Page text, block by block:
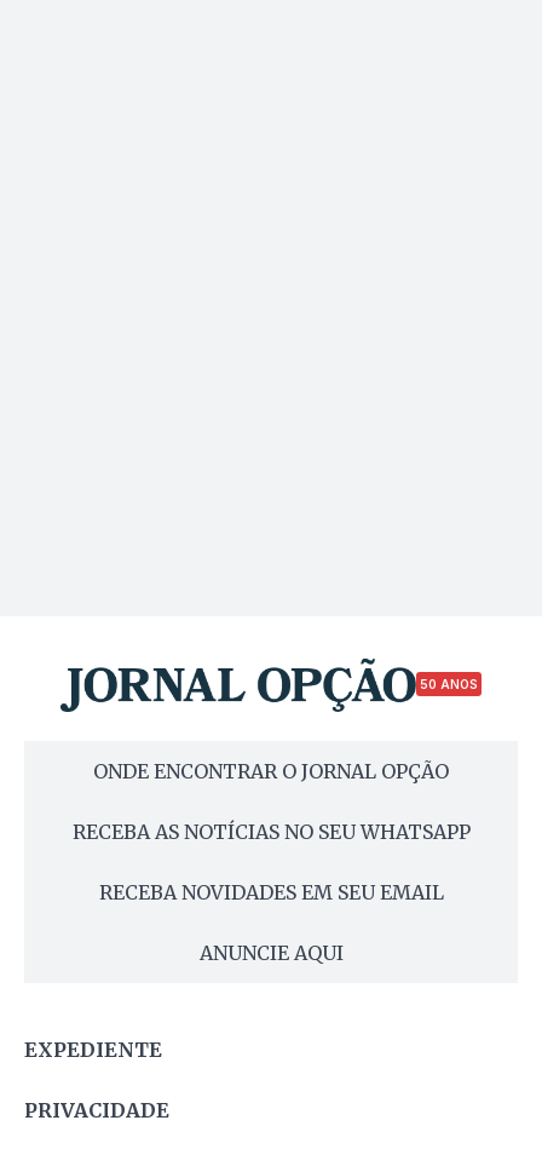
50 ANOS
ONDE ENCONTRAR O JORNAL OPÇÃO
RECEBA AS NOTÍCIAS NO SEU WHATSAPP
RECEBA NOVIDADES EM SEU EMAIL
ANUNCIE AQUI
EXPEDIENTE
PRIVACIDADE